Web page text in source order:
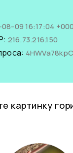
09 16:17:04
216.73.216.150
картинку